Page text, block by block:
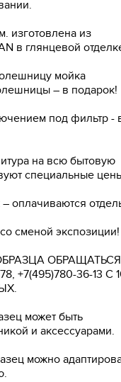
изготовлена из
в глянцевой
мойка
– в подарок!
под фильтр -
на всю бытовую
специальные
оплачиваются
сменой экспозиции!
+7(495)780-36-13 С
может быть
и аксессуарами.
можно